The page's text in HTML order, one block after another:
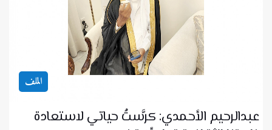
الملف
عبدالرحيم الأحمدي: كرَّستُ حياتي لاستعادة